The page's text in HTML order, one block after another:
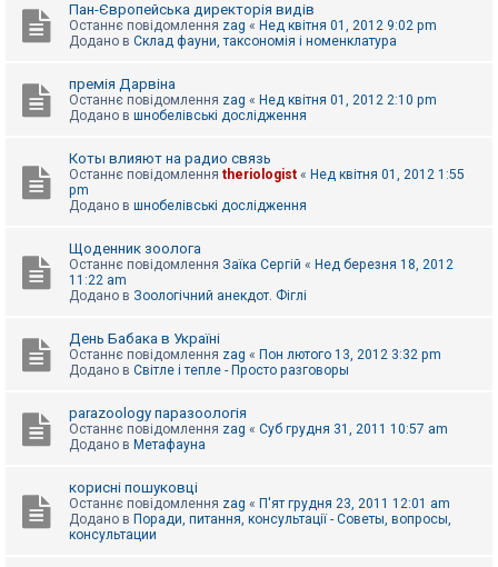
Пан-Європейська директорія видів
Останнє повідомлення zag « Нед квітня 01, 2012 9:02 pm
Додано в Склад фауни, таксономія і номенклатура
премія Дарвіна
Останнє повідомлення zag « Нед квітня 01, 2012 2:10 pm
Додано в шнобелівські дослідження
Коты влияют на радио связь
Останнє повідомлення theriologist « Нед квітня 01, 2012 1:55
pm
Додано в шнобелівські дослідження
Щоденник зоолога
Останнє повідомлення Заїка Сергій « Нед березня 18, 2012
11:22 am
Додано в Зоологічний анекдот. Фіглі
День Бабака в Україні
Останнє повідомлення zag « Пон лютого 13, 2012 3:32 pm
Додано в Світле і тепле - Просто разговоры
parazoology паразоологія
Останнє повідомлення zag « Суб грудня 31, 2011 10:57 am
Додано в Метафауна
корисні пошуковці
Останнє повідомлення zag « П'ят грудня 23, 2011 12:01 am
Додано в Поради, питання, консультації - Советы, вопросы,
консультации